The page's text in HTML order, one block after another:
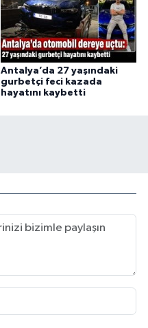
Antalya’da 27 yaşındaki
gurbetçi feci kazada
hayatını kaybetti